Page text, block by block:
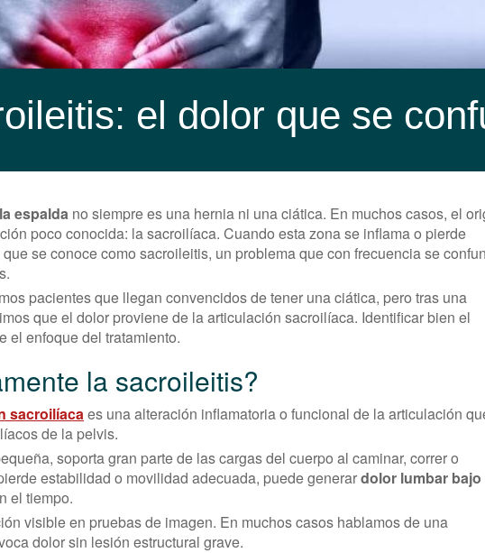
el dolor que se
espalda no siempre es una hernia ni una ciática. En muchos casos, el
poco conocida: la sacroilíaca. Cuando esta zona se inflama o pierde
se conoce como sacroileitis, un problema que con frecuencia se
pacientes que llegan convencidos de tener una ciática, pero tras una
que el dolor proviene de la articulación sacroilíaca. Identificar bien el
el enfoque del tratamiento.
la sacroileitis?
sacroilíacaes una alteración inflamatoria o funcional de la articulación
de la pelvis.
soporta gran parte de las cargas del cuerpo al caminar, correr o
estabilidad o movilidad adecuada, puede generardolor lumbar bajo
el tiempo.
visible en pruebas de imagen. En muchos casos hablamos de una
dolor sin lesión estructural grave.